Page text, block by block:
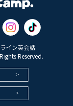
イン英会話
Reserved.